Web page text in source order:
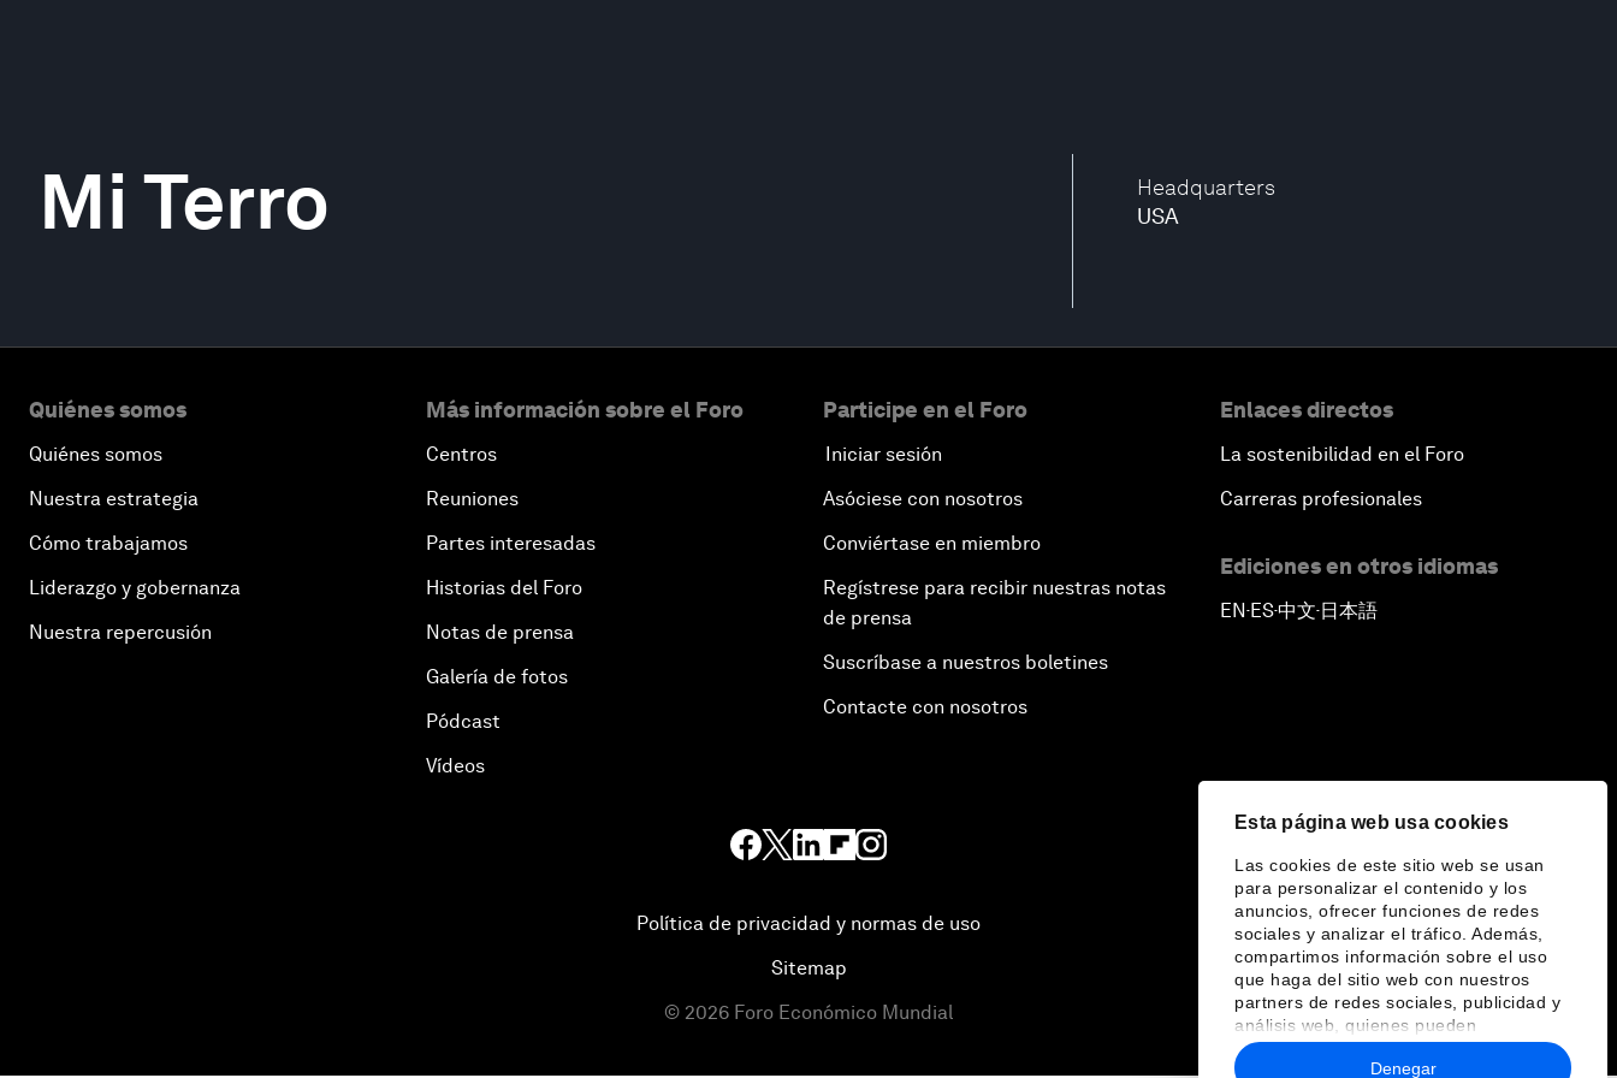
Esta página web usa cookies
Las cookies de este sitio web se usan
para personalizar el contenido y los
anuncios, ofrecer funciones de redes
sociales y analizar el tráfico. Además,
compartimos información sobre el uso
que haga del sitio web con nuestros
partners de redes sociales, publicidad y
análisis web, quienes pueden
combinarla con otra información que les
haya proporcionado o que hayan
Denegar
Headquarters
USA
Mi Terro
Quiénes somos
Quiénes somos
Nuestra estrategia
Cómo trabajamos
Liderazgo y gobernanza
Nuestra repercusión
Más información sobre el Foro
Centros
Reuniones
Partes interesadas
Historias del Foro
Notas de prensa
Galería de fotos
Pódcast
Vídeos
Participe en el Foro
Iniciar sesión
Asóciese con nosotros
Conviértase en miembro
Regístrese para recibir nuestras notas
de prensa
Suscríbase a nuestros boletines
Contacte con nosotros
Enlaces directos
La sostenibilidad en el Foro
Carreras profesionales
Ediciones en otros idiomas
EN▪ES▪中文▪ 日本語
Política de privacidad y normas de uso
Sitemap
© 2026 Foro Económico Mundial